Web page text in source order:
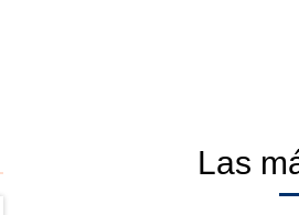
Las